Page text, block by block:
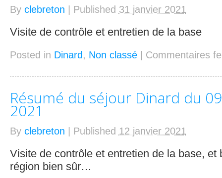
By clebreton Published 31 janvier 2021
Visite de contrôle et entretien de la
Posted in Dinard , Non classé Commentaires
Résumé du séjour Dinard du
2021
By clebreton Published 12 janvier 2021
Visite de contrôle et entretien de la base, et
région bien sûr…